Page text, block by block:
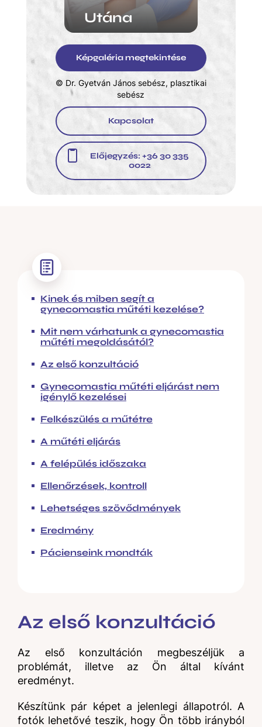
Utána
Képgaléria megtekintése
© Dr. Gyetván János sebész, plasztikai
sebész
Kapcsolat
Előjegyzés: +36 30 335
0022
Kinek és miben segít a
gynecomastia műtéti kezelése?
Mit nem várhatunk a gynecomastia
műtéti megoldásától?
Az első konzultáció
Gynecomastia műtéti eljárást nem
igénylő kezelései
Felkészülés a műtétre
A műtéti eljárás
A felépülés időszaka
Ellenőrzések, kontroll
Lehetséges szövődmények
Eredmény
Pácienseink mondták
Az első konzultáció
Az első konzultáción megbeszéljük a
problémát, illetve az Ön által kívánt
eredményt.
Készítünk pár képet a jelenlegi állapotról. A
fotók lehetővé teszik, hogy Ön több irányból